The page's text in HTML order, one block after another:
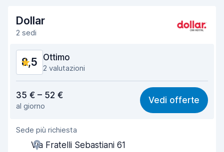
Dollar
2 sedi
8,5 Ottimo
2 valutazioni
8,4
Facile da trovare 8,2
Gentilezza degli agenti
35 € – 52 €
al giorno
Vedi offerte
Sede più richiesta
Via Fratelli Sebastiani 61